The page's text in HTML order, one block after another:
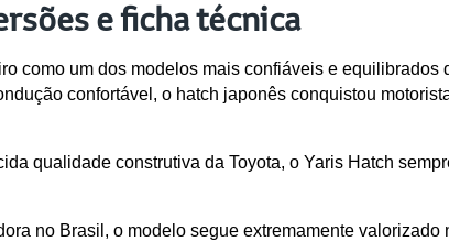
e ficha técnica
como um dos modelos mais confiáveis e equilibrados
confortável, o hatch japonês conquistou
qualidade construtiva da Toyota, o Yaris Hatch
no Brasil, o modelo segue extremamente